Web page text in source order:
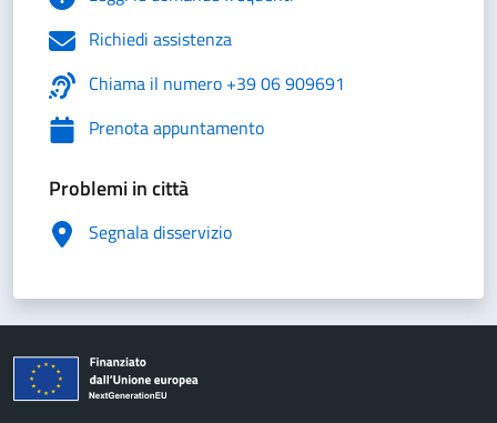
Richiedi assistenza
Chiama il numero +39 06 909691
Prenota appuntamento
Problemi in città
Segnala disservizio